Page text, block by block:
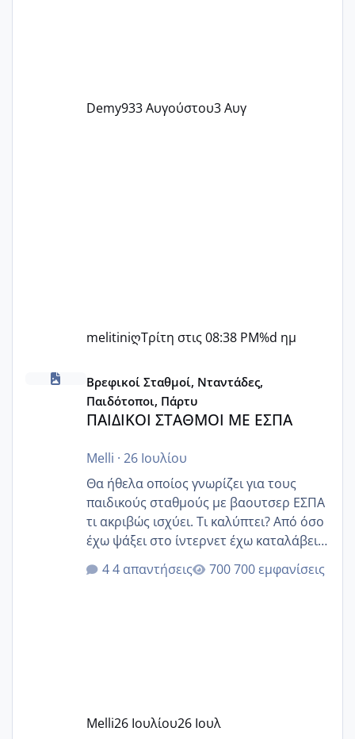
Demy933 Αυγούστου3 Αυγ
melitiniღΤρίτη στις 08:38 PM%d ημ
ΠΑΙΔΙΚΟΙ ΣΤΑΘΜΟΙ ΜΕ ΕΣΠΑ
Βρεφικοί Σταθμοί, Νταντάδες,
Παιδότοποι, Πάρτυ
ΠΑΙΔΙΚΟΙ ΣΤΑΘΜΟΙ ΜΕ ΕΣΠΑ
Melli · 26 Ιουλίου
Θα ήθελα οποίος γνωρίζει για τους
παιδικούς σταθμούς με βαουτσερ ΕΣΠΑ
τι ακριβώς ισχύει. Τι καλύπτει? Από όσο
έχω ψάξει στο ίντερνετ έχω καταλάβει
ότι το βαουτσερ καλύπτει όλα τα
δίδακτρα και τα τροφεια του ιδιωτικού
Εγώ πήγα σε έναν ιδιωτικό παιδικό στ
4 απαντήσεις 700 εμφανίσεις
Melli26 Ιουλίου26 Ιουλ